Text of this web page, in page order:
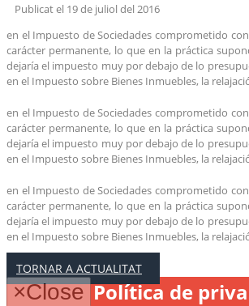
Publicat el 19 de juliol del 2016
en el Impuesto de Sociedades comprometido
carácter permanente, lo que en la práctica
dejaría el impuesto muy por debajo de lo
en el Impuesto sobre Bienes Inmuebles, la
en el Impuesto de Sociedades comprometido
carácter permanente, lo que en la práctica
dejaría el impuesto muy por debajo de lo
en el Impuesto sobre Bienes Inmuebles, la
en el Impuesto de Sociedades comprometido
carácter permanente, lo que en la práctica
dejaría el impuesto muy por debajo de lo
en el Impuesto sobre Bienes Inmuebles, la
TORNAR A ACTUALITAT
×Close Política de